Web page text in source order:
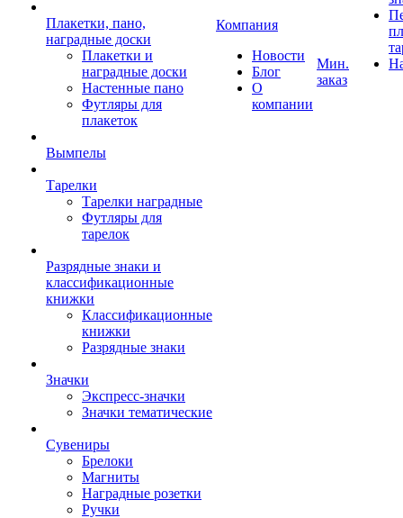
Плакетки, пано,
наградные доски
Плакетки и
наградные доски
Настенные пано
Футляры для
плакеток
Вымпелы
Тарелки
Тарелки наградные
Футляры для
тарелок
Разрядные знаки и
классификационные
книжки
Классификационные
книжки
Разрядные знаки
Значки
Экспресс-значки
Значки тематические
Сувениры
Брелоки
Магниты
Наградные розетки
Ручки
Компания
Новости
Блог
О
компании
Мин.
заказ